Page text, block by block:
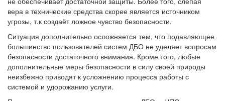
вера в технические средства скорее является источником
угрозы, т.к создаёт ложное чувство безопасности.
Ситуация дополнительно осложняется тем, что подавляющее
большинство пользователей систем ДБО не уделяет вопросам
безопасности достаточного внимания. Кроме того, любые
дополнительные меры безопасности в силу своей природы
неизбежно приводят к усложнению процесса работы с
системой и удорожанию услуги.